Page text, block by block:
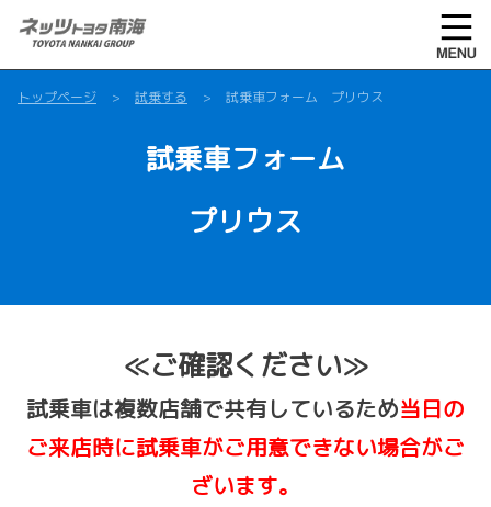
トップページ 試乗する 試乗車フォーム プリウス
試乗車フォーム
プリウス
≪ご確認ください≫
試乗車は複数店舗で共有しているため当日の
ご来店時に試乗車がご用意できない場合がご
ざいます。